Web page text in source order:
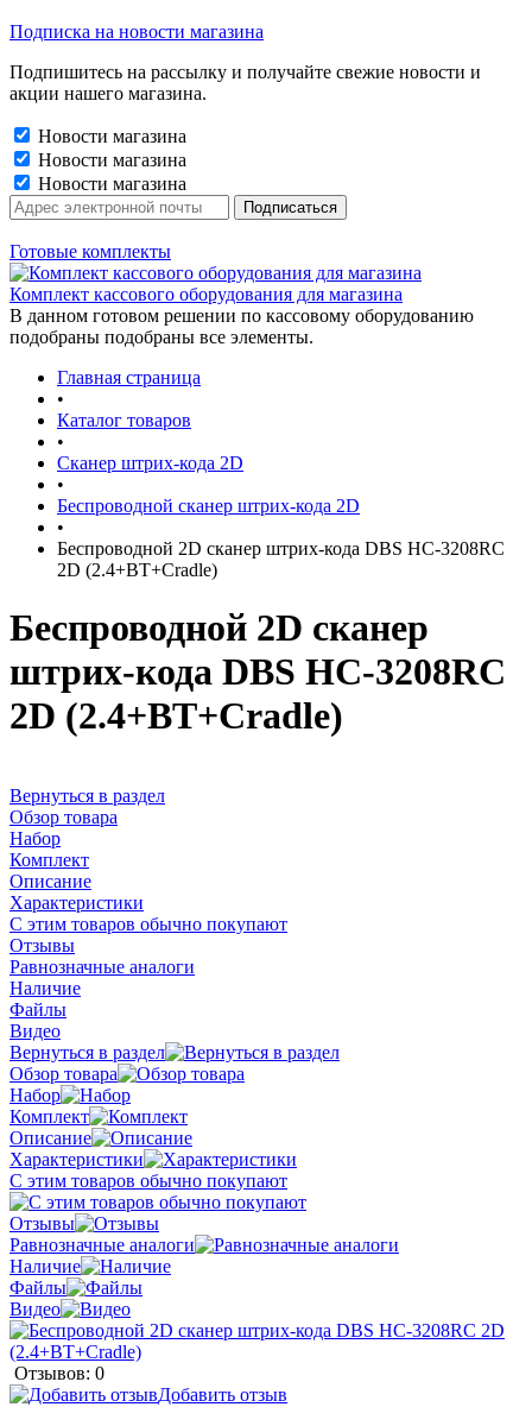
Подписка на новости магазина
Подпишитесь на рассылку и получайте свежие новости и
акции нашего магазина.
Новости магазина
Новости магазина
Новости магазина
Готовые комплекты
Комплект кассового оборудования для магазина
В данном готовом решении по кассовому оборудованию
подобраны подобраны все элементы.
Главная страница
•
Каталог товаров
•
Сканер штрих-кода 2D
•
Беспроводной сканер штрих-кода 2D
•
Беспроводной 2D сканер штрих-кода DBS HC-3208RC
2D (2.4+BT+Cradle)
Беспроводной 2D сканер
штрих-кода DBS HC-3208RC
2D (2.4+BT+Cradle)
Вернуться в раздел
Обзор товара
Набор
Комплект
Описание
Характеристики
С этим товаров обычно покупают
Отзывы
Равнозначные аналоги
Наличие
Файлы
Видео
Вернуться в раздел
Обзор товара
Набор
Комплект
Описание
Характеристики
С этим товаров обычно покупают
Отзывы
Равнозначные аналоги
Наличие
Файлы
Видео
Отзывов: 0
Добавить отзыв